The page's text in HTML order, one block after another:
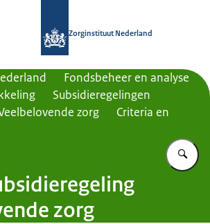
Zorginstituut Nederland
Fondsbeheer en analyse
Subsidieregelingen
zorg
Criteria en
zorg